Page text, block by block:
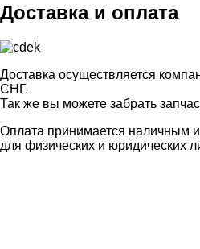
Доставка и оплата
Доставка осуществляется
СНГ.
Так же вы можете забрать
Оплата принимается наличным
для физических и юридических